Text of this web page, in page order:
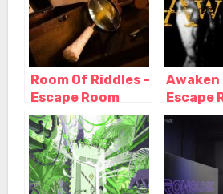
Room Of Riddles –
Escape Room
Barcelona,
Barcelona –
Cataluña
Awaken
Escape
Cataluña